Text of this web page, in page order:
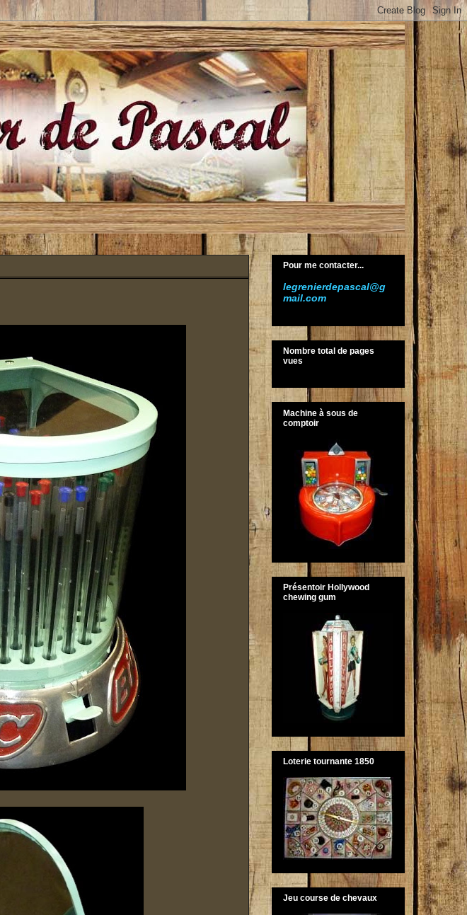
Pour me contacter...
legrenierdepascal@g
mail.com
Nombre total de pages
vues
Machine à sous de
comptoir
Présentoir Hollywood
chewing gum
Loterie tournante 1850
Jeu course de chevaux